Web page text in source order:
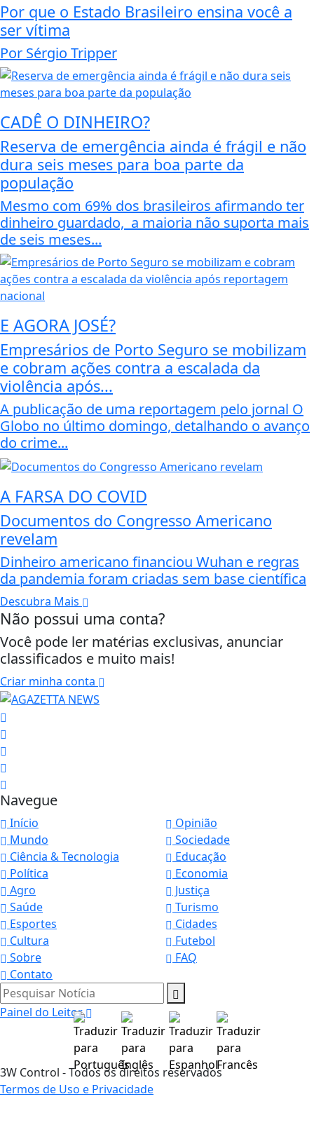
Por que o Estado Brasileiro ensina você a
ser vítima
Por Sérgio Tripper
CADÊ O DINHEIRO?
Reserva de emergência ainda é frágil e não
dura seis meses para boa parte da
população
Mesmo com 69% dos brasileiros afirmando ter
dinheiro guardado, a maioria não suporta mais
de seis meses...
E AGORA JOSÉ?
Empresários de Porto Seguro se mobilizam
e cobram ações contra a escalada da
violência após...
A publicação de uma reportagem pelo jornal O
Globo no último domingo, detalhando o avanço
do crime...
A FARSA DO COVID
Documentos do Congresso Americano
revelam
Dinheiro americano financiou Wuhan e regras
da pandemia foram criadas sem base científica
Descubra Mais
Não possui uma conta?
Você pode ler matérias exclusivas, anunciar
classificados e muito mais!
Criar minha conta
Navegue
Início
Opinião
Mundo
Sociedade
Ciência & Tecnologia
Educação
Política
Economia
Agro
Justiça
Saúde
Turismo
Esportes
Cidades
Cultura
Futebol
Sobre
FAQ
Contato
Pesquisar Notícia
Painel do Leitor
3W Control - Todos os direitos reservados
Termos de Uso e Privacidade